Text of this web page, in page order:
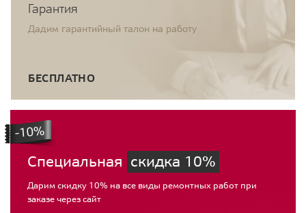
Гарантия
Дадим гарантийный талон на работу
БЕСПЛАТНО
Специальная скидка 10%
Дарим скидку 10% на все виды ремонтных работ при
заказе через сайт